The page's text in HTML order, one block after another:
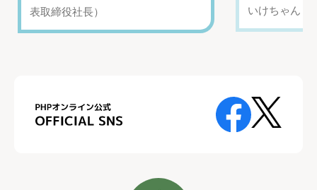
表取締役社長）
いけちゃん（